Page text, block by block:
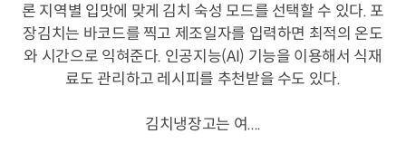
론 지역별 입맛에 맞게 김치 숙성 모드를 선택할 수 있다. 포
장김치는 바코드를 찍고 제조일자를 입력하면 최적의 온도
와 시간으로 익혀준다. 인공지능(AI) 기능을 이용해서 식재
료도 관리하고 레시피를 추천받을 수도 있다.
김치냉장고는 여....